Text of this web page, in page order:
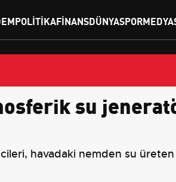
POLITIKAFINANSDÜNYASPORMEDYA
su
havadaki nemden su